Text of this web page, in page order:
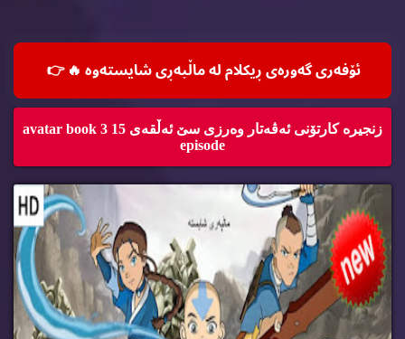
ئۆفه‌ری گه‌وره‌ی ڕیكلام له‌ ماڵپه‌ڕی شایسته‌وه‌ 🔥👉
زنجیره‌ كارتۆنی ئه‌ڤه‌تار وه‌رزی سێ ئه‌ڵقه‌ی 15 avatar book 3
episode